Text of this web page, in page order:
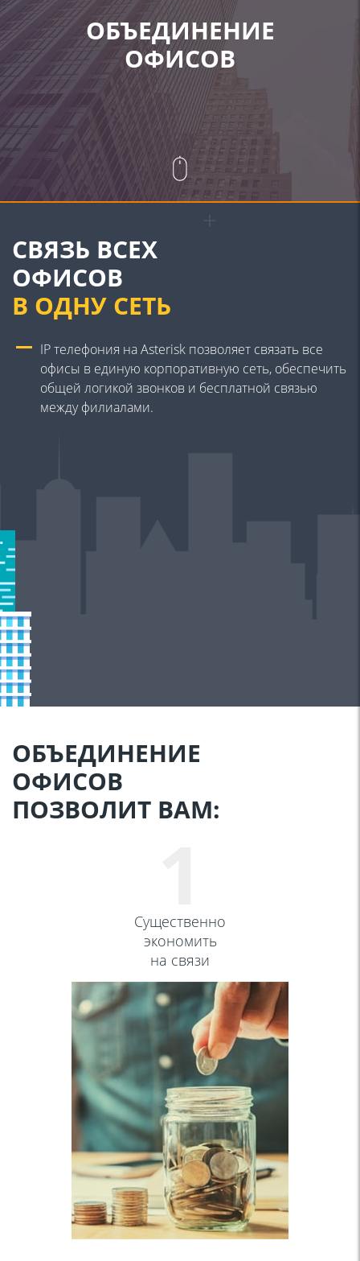
ОБЪЕДИНЕНИЕ
ОФИСОВ
СВЯЗЬ ВСЕХ
ОФИСОВ
В ОДНУ СЕТЬ
IP телефония на Asterisk позволяет связать все
офисы в единую корпоративную сеть, обеспечить
общей логикой звонков и бесплатной связью
между филиалами.
ОБЪЕДИНЕНИЕ
ОФИСОВ
ПОЗВОЛИТ ВАМ:
Cущественно
экономить
на связи